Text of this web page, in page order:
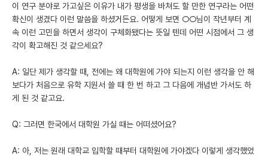
이 연구 분야로 가고싶은 이유가 내가 평생을 바쳐도 할 만한 연구라는 어떤
확신이 생겼다 이런 말씀을 하셨거든요. 어떻게 보면 ○○님이 작년부터 계
속 이런 고민을 하면서 생각이 구체화됐다는 뜻일 텐데 어떤 시점에서 그 생
각이 확고해진 것 같으세요?
A: 일단 제가 생각할 때, 전에는 왜 대학원에 가야 되는지 이런 생각을 안 해
보다가 처음으로 유학 지원서 쓸 때 한 번 하고 그 다음에 개념반 가서도 하
게 된 것 같고요.
Q: 그러면 한국에서 대학원 가실 때는 어떠셨어요?
A: 아, 저는 원래 대학교 입학할 때부터 대학원에 가야겠다 이렇게 생각했었